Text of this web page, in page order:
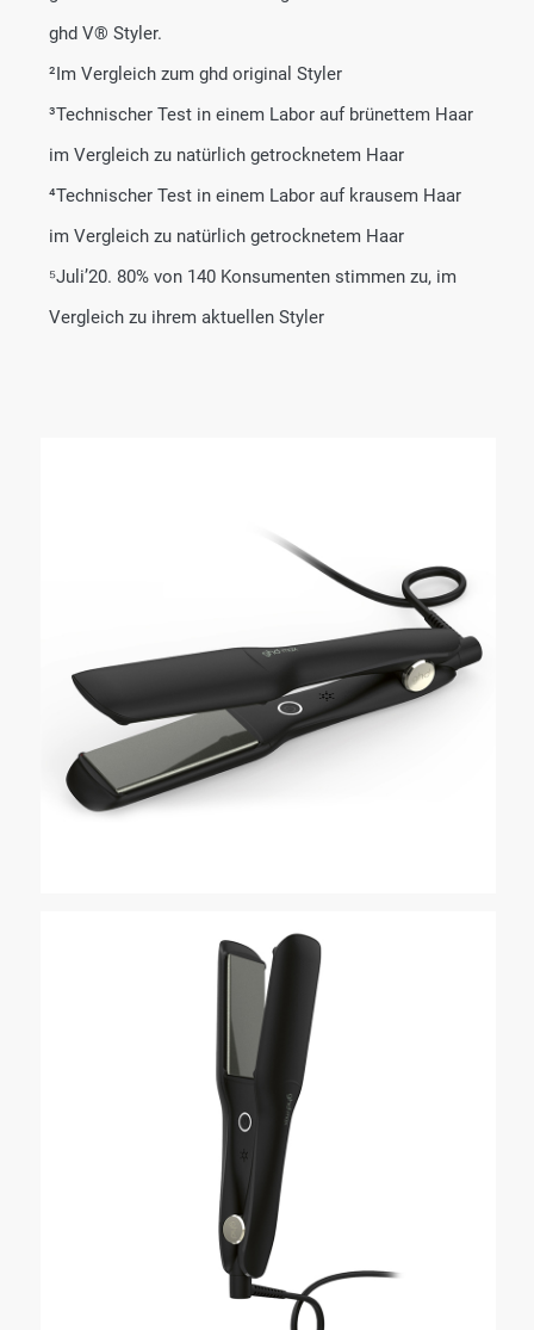
ghd V® Styler.
²Im Vergleich zum ghd original Styler
³Technischer Test in einem Labor auf brünettem Haar
im Vergleich zu natürlich getrocknetem Haar
⁴Technischer Test in einem Labor auf krausem Haar
im Vergleich zu natürlich getrocknetem Haar
⁵Juli’20. 80% von 140 Konsumenten stimmen zu, im
Vergleich zu ihrem aktuellen Styler